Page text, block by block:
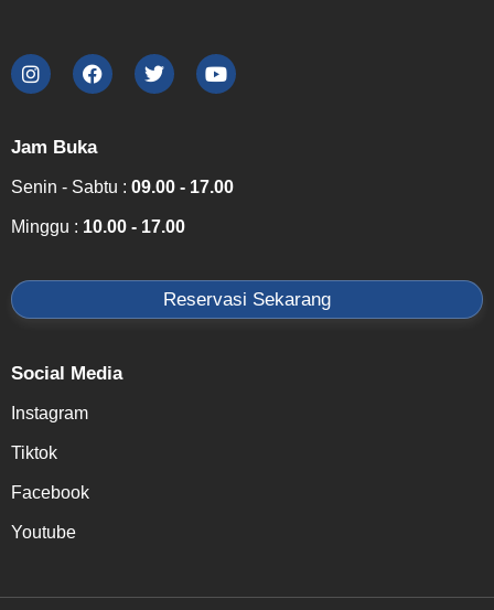
Jam Buka
Senin - Sabtu : 09.00 - 17.00
Minggu : 10.00 - 17.00
Reservasi Sekarang
Social Media
Instagram
Tiktok
Facebook
Youtube